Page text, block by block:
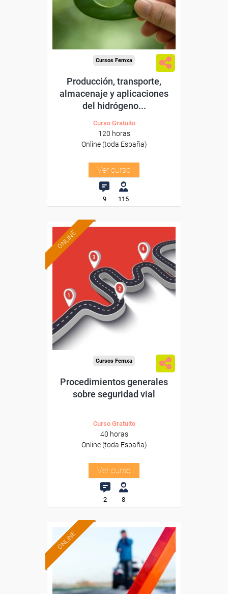
Sector
-Energía y Agua.
Cursos Femxa
Producción, transporte,
almacenaje y aplicaciones
del hidrógeno...
Curso Gratuito
120 horas
Online (toda España)
Ver curso
9 115
ONLINE
Formación 100%
subvencionada.
Para desempleados,
trabajadores y autónomos.
Sector
-Transporte y Logística.
Cursos Femxa
Procedimientos generales
sobre seguridad vial
Curso Gratuito
40 horas
Online (toda España)
Ver curso
2 8
ONLINE
Formación 100%
subvencionada.
Para desempleados,